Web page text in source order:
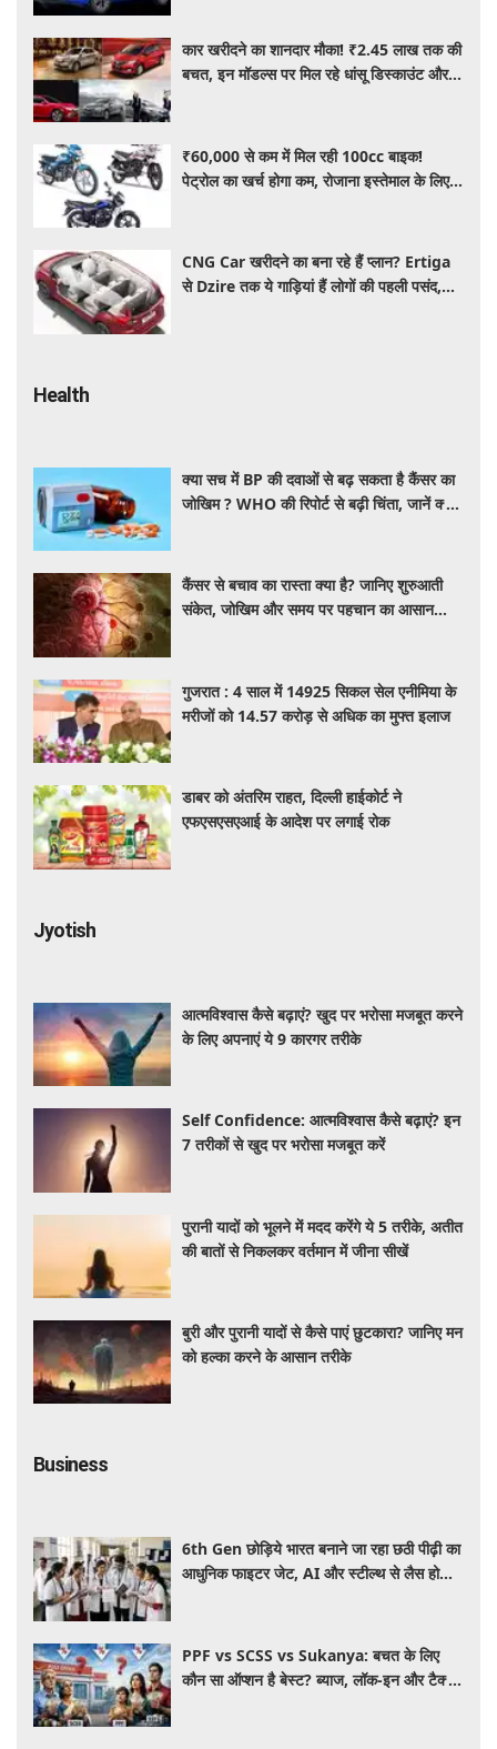
कार खरीदने का शानदार मौका! ₹2.45 लाख तक की
बचत, इन मॉडल्स पर मिल रहे धांसू डिस्काउंट और
₹60,000 से कम में मिल रही 100cc बाइक!
पेट्रोल का खर्च होगा कम, रोजाना इस्तेमाल के लिए है
CNG Car खरीदने का बना रहे हैं प्लान? Ertiga
से Dzire तक ये गाड़ियां हैं लोगों की पहली पसंद,
Health
क्या सच में BP की दवाओं से बढ़ सकता है कैंसर का
जोखिम ? WHO की रिपोर्ट से बढ़ी चिंता, जानें क्या
कैंसर से बचाव का रास्ता क्या है? जानिए शुरुआती
संकेत, जोखिम और समय पर पहचान का आसान
गुजरात : 4 साल में 14925 सिकल सेल एनीमिया के
मरीजों को 14.57 करोड़ से अधिक का मुफ्त इलाज
डाबर को अंतरिम राहत, दिल्ली हाईकोर्ट ने
एफएसएसएआई के आदेश पर लगाई रोक
Jyotish
आत्मविश्वास कैसे बढ़ाएं? खुद पर भरोसा मजबूत करने
के लिए अपनाएं ये 9 कारगर तरीके
Self Confidence: आत्मविश्वास कैसे बढ़ाएं? इन
7 तरीकों से खुद पर भरोसा मजबूत करें
पुरानी यादों को भूलने में मदद करेंगे ये 5 तरीके, अतीत
की बातों से निकलकर वर्तमान में जीना सीखें
बुरी और पुरानी यादों से कैसे पाएं छुटकारा? जानिए मन
को हल्का करने के आसान तरीके
Business
6th Gen छोड़िये भारत बनाने जा रहा छठी पीढ़ी का
आधुनिक फाइटर जेट, AI और स्टील्थ से लैस होगा
PPF vs SCSS vs Sukanya: बचत के लिए
कौन सा ऑप्शन है बेस्ट? ब्याज, लॉक-इन और टैक्स